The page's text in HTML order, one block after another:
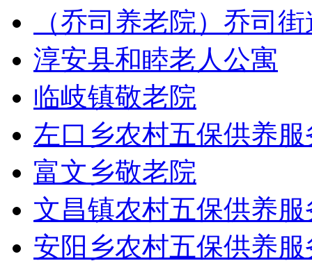
（乔司养老院）乔司
淳安县和睦老人公寓
临岐镇敬老院
左口乡农村五保供养
富文乡敬老院
文昌镇农村五保供养
安阳乡农村五保供养